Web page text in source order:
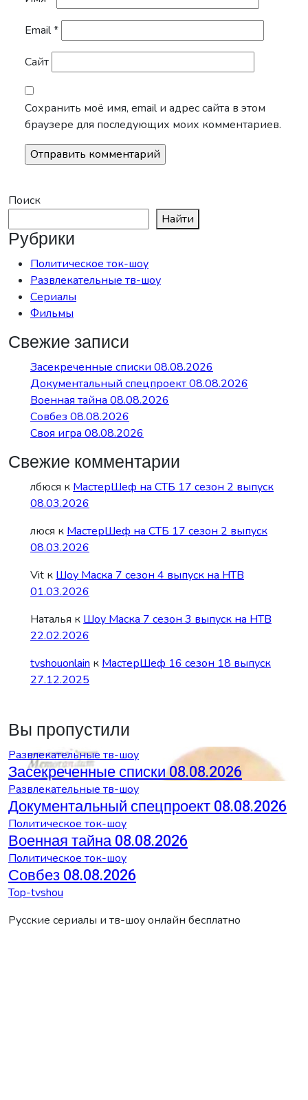
Email*
Сайт
Сохранить моё имя, email и адрес сайта в этом
браузере для последующих моих комментариев.
Поиск
Найти
Рубрики
Политическое ток-шоу
Развлекательные тв-шоу
Сериалы
Фильмы
Свежие записи
Засекреченные списки 08.08.2026
Документальный спецпроект 08.08.2026
Военная тайна 08.08.2026
Совбез 08.08.2026
Своя игра 08.08.2026
Свежие комментарии
лбюся к МастерШеф на СТБ 17 сезон 2 выпуск
08.03.2026
люся к МастерШеф на СТБ 17 сезон 2 выпуск
08.03.2026
Vit к Шоу Маска 7 сезон 4 выпуск на НТВ
01.03.2026
Наталья к Шоу Маска 7 сезон 3 выпуск на НТВ
22.02.2026
tvshouonlain к МастерШеф 16 сезон 18 выпуск
27.12.2025
Вы пропустили
Развлекательные тв-шоу
Засекреченные списки 08.08.2026
Развлекательные тв-шоу
Документальный спецпроект 08.08.2026
Политическое ток-шоу
Военная тайна 08.08.2026
Политическое ток-шоу
Совбез 08.08.2026
Top-tvshou
Русские сериалы и тв-шоу онлайн бесплатно